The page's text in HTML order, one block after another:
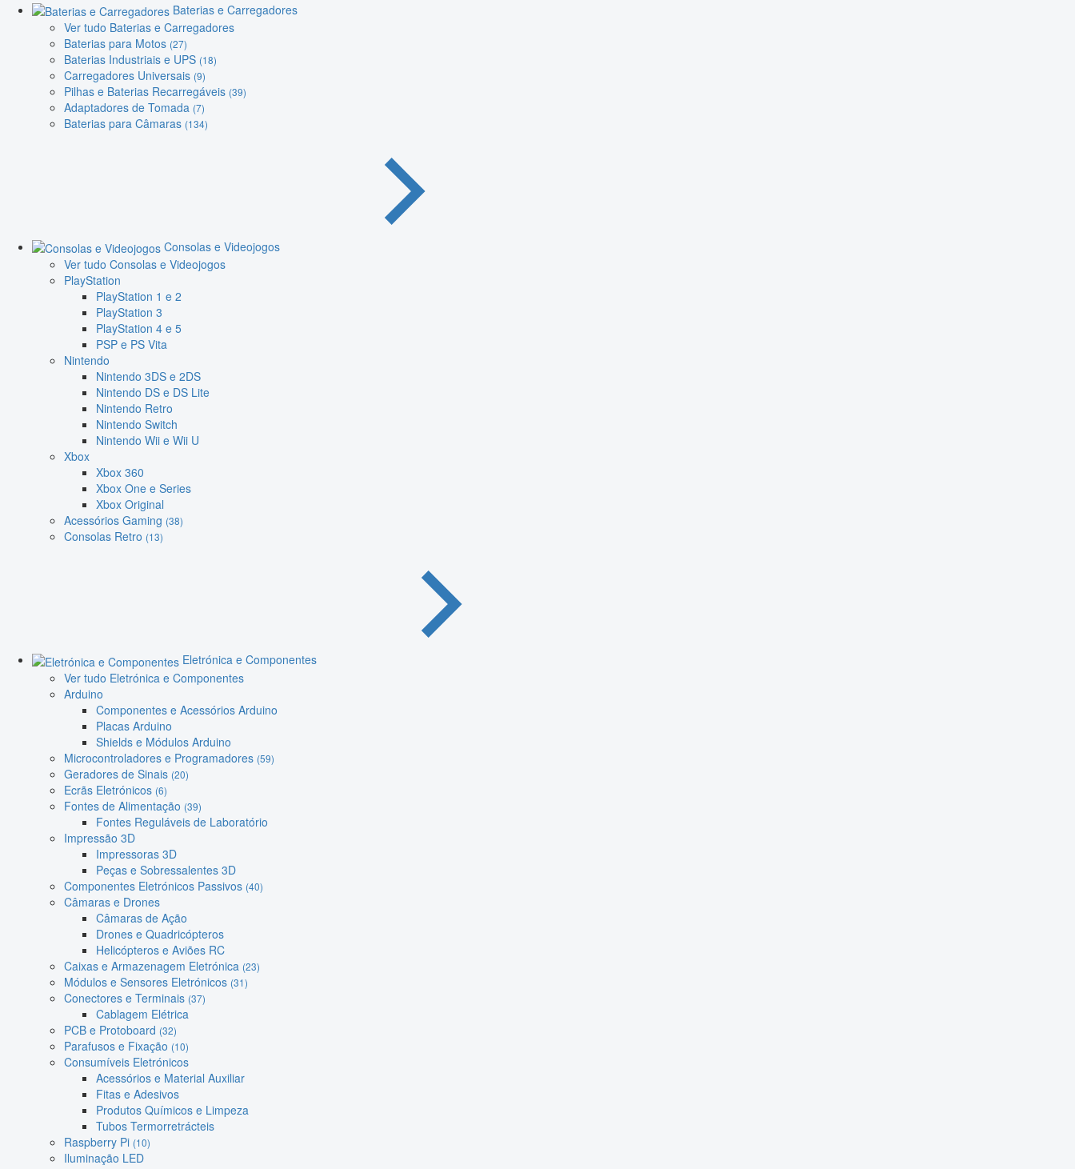
Baterias e Carregadores
Ver tudo Baterias e Carregadores
Baterias para Motos (27)
Baterias Industriais e UPS (18)
Carregadores Universais (9)
Pilhas e Baterias Recarregáveis (39)
Adaptadores de Tomada (7)
Baterias para Câmaras (134)
Consolas e Videojogos
Ver tudo Consolas e Videojogos
PlayStation
PlayStation 1 e 2
PlayStation 3
PlayStation 4 e 5
PSP e PS Vita
Nintendo
Nintendo 3DS e 2DS
Nintendo DS e DS Lite
Nintendo Retro
Nintendo Switch
Nintendo Wii e Wii U
Xbox
Xbox 360
Xbox One e Series
Xbox Original
Acessórios Gaming (38)
Consolas Retro (13)
Eletrónica e Componentes
Ver tudo Eletrónica e Componentes
Arduino
Componentes e Acessórios Arduino
Placas Arduino
Shields e Módulos Arduino
Microcontroladores e Programadores (59)
Geradores de Sinais (20)
Ecrãs Eletrónicos (6)
Fontes de Alimentação (39)
Fontes Reguláveis de Laboratório
Impressão 3D
Impressoras 3D
Peças e Sobressalentes 3D
Componentes Eletrónicos Passivos (40)
Câmaras e Drones
Câmaras de Ação
Drones e Quadricópteros
Helicópteros e Aviões RC
Caixas e Armazenagem Eletrónica (23)
Módulos e Sensores Eletrónicos (31)
Conectores e Terminais (37)
Cablagem Elétrica
PCB e Protoboard (32)
Parafusos e Fixação (10)
Consumíveis Eletrónicos
Acessórios e Material Auxiliar
Fitas e Adesivos
Produtos Químicos e Limpeza
Tubos Termorretrácteis
Raspberry Pi (10)
Iluminação LED